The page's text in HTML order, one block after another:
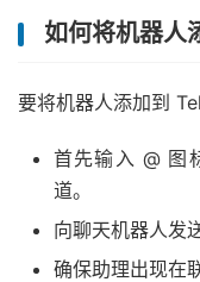
如何将机器人
要将机器人添加到
首先输入 @ 图
道。
向聊天机器人发
确保助理出现在